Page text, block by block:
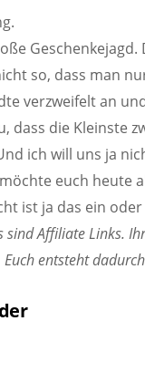
so, dass man
verzweifelt an
dass die Kleinste
ich will uns ja
euch heute
ist ja das ein
Affiliate Links.
entsteht